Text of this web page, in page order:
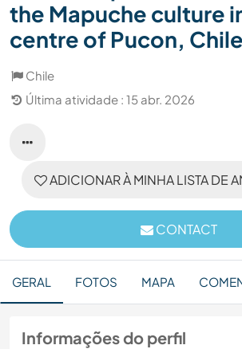
the Mapuche culture
centre of Pucon, Chile
Chile
Última atividade : 15 abr. 2026
ADICIONAR À MINHA LISTA DE
CONTACT
GERAL FOTOS MAPA
Informações do perfil